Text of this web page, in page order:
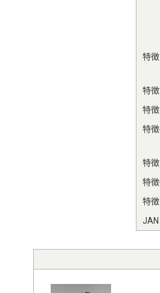
特徴
特
特
特
特
特
特
JAN